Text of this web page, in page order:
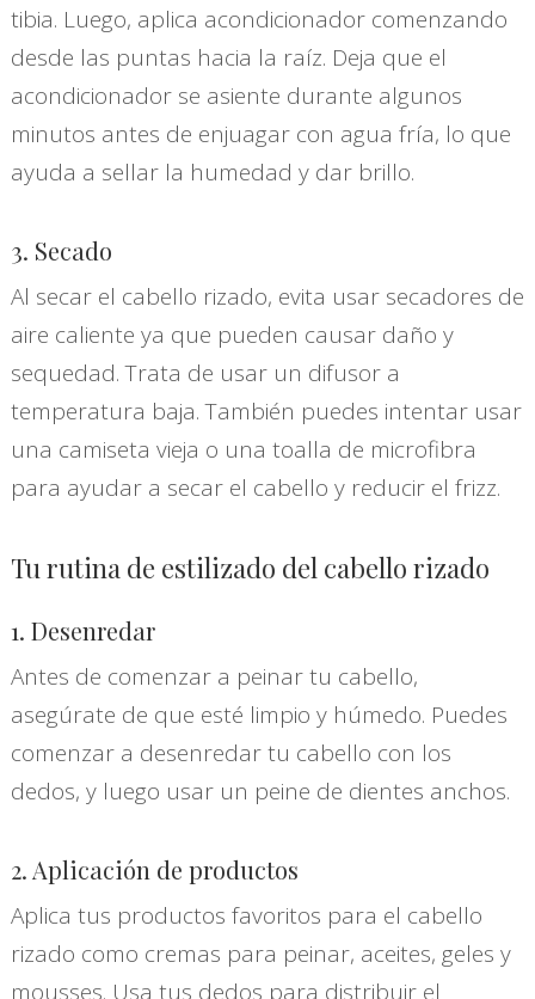
tibia. Luego, aplica acondicionador comenzando
desde las puntas hacia la raíz. Deja que el
acondicionador se asiente durante algunos
minutos antes de enjuagar con agua fría, lo que
ayuda a sellar la humedad y dar brillo.
3. Secado
Al secar el cabello rizado, evita usar secadores de
aire caliente ya que pueden causar daño y
sequedad. Trata de usar un difusor a
temperatura baja. También puedes intentar usar
una camiseta vieja o una toalla de microfibra
para ayudar a secar el cabello y reducir el frizz.
Tu rutina de estilizado del cabello rizado
1. Desenredar
Antes de comenzar a peinar tu cabello,
asegúrate de que esté limpio y húmedo. Puedes
comenzar a desenredar tu cabello con los
dedos, y luego usar un peine de dientes anchos.
2. Aplicación de productos
Aplica tus productos favoritos para el cabello
rizado como cremas para peinar, aceites, geles y
mousses. Usa tus dedos para distribuir el